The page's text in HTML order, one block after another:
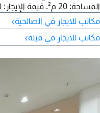
المساحة: 20 م². قيمة الإيجار: 400 د.ك. العمولة: نصف إيجار.
مكاتب للايجار في الصالحية›
مكاتب للايجار في قبلة›